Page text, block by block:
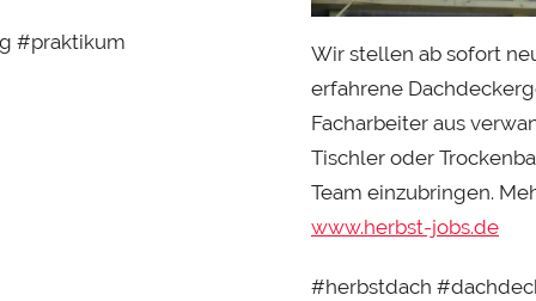
#praktikum
Wir stellen ab sofort
erfahrene
Facharbeiter aus
Tischler oder
Team einzubringen.
www.herbst-jobs.de
#herbstdach